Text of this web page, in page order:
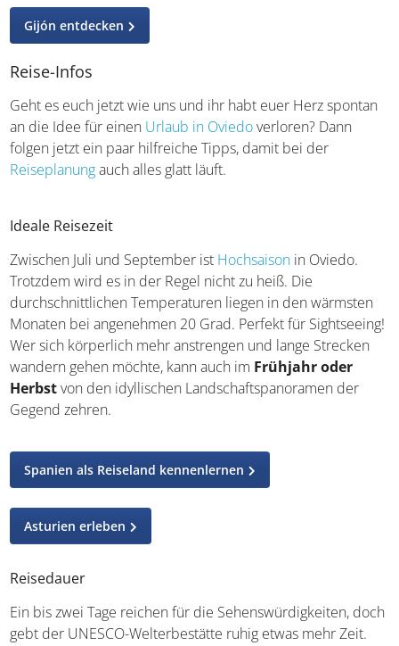
Gijón entdecken
Reise-Infos
Geht es euch jetzt wie uns und ihr habt euer Herz spontan
an die Idee für einen Urlaub in Oviedoverloren? Dann
folgen jetzt ein paar hilfreiche Tipps, damit bei der
Reiseplanungauch alles glatt läuft.
Ideale Reisezeit
Zwischen Juli und September ist Hochsaison in Oviedo.
Trotzdem wird es in der Regel nicht zu heiß. Die
durchschnittlichen Temperaturen liegen in den wärmsten
Monaten bei angenehmen 20 Grad. Perfekt für Sightseeing!
Wer sich körperlich mehr anstrengen und lange Strecken
wandern gehen möchte, kann auch im Frühjahr oder
Herbstvon den idyllischen Landschaftspanoramen der
Gegend zehren.
Spanien als Reiseland kennenlernen
Asturien erleben
Reisedauer
Ein bis zwei Tage reichen für die Sehenswürdigkeiten, doch
gebt der UNESCO-Welterbestätte ruhig etwas mehr Zeit.